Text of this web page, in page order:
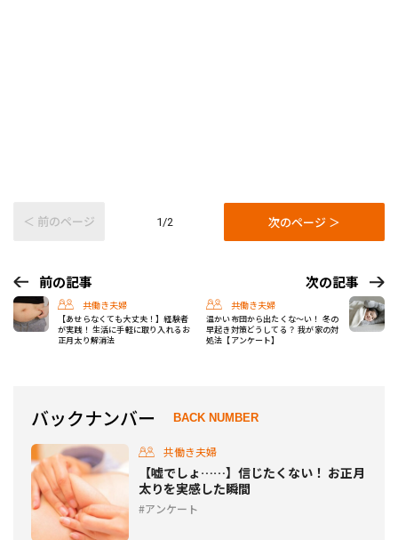
＜ 前のページ 1/2 次のページ ＞
前の記事
共働き夫婦
【あせらなくても大丈夫！】経験者
が実践！ 生活に手軽に取り入れるお
正月太り解消法
次の記事
共働き夫婦
温かい布団から出たくな～い！ 冬の
早起き対策どうしてる？ 我が家の対
処法【アンケート】
バックナンバー BACK NUMBER
共働き夫婦
【嘘でしょ……】信じたくない！ お正月
太りを実感した瞬間
アンケート